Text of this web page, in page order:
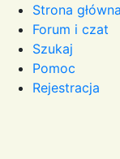
Strona główna
Forum i czat
Szukaj
Pomoc
Rejestracja